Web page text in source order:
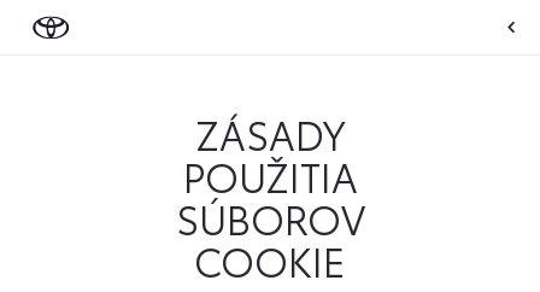
ZÁSADY
POUŽITIA
SÚBOROV
COOKIE